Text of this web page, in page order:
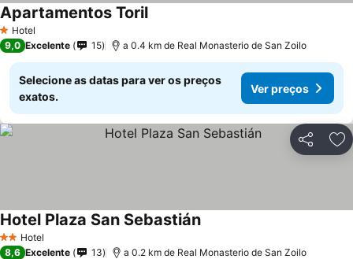
1 Estrelas
Hotel
Apartamentos TorilVer preços
9,0 Excelente 15 a 0.4 km de Real Monasterio de San Zoilo
Selecione as datas para ver os preços
exatos.
Ver preços
Partilhar
2 Estrelas
Hotel
Hotel Plaza San SebastiánVer preços
8,6 Excelente 13 a 0.2 km de Real Monasterio de San Zoilo